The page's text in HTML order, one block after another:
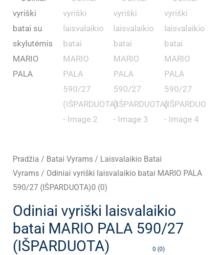
Pradžia / Batai Vyrams / Laisvalaikio Batai
Vyrams / Odiniai vyriški laisvalaikio batai MARIO PALA
590/27 (IŠPARDUOTA)0 (0)
Odiniai vyriški laisvalaikio
batai MARIO PALA 590/27
(IŠPARDUOTA)
0 (0)